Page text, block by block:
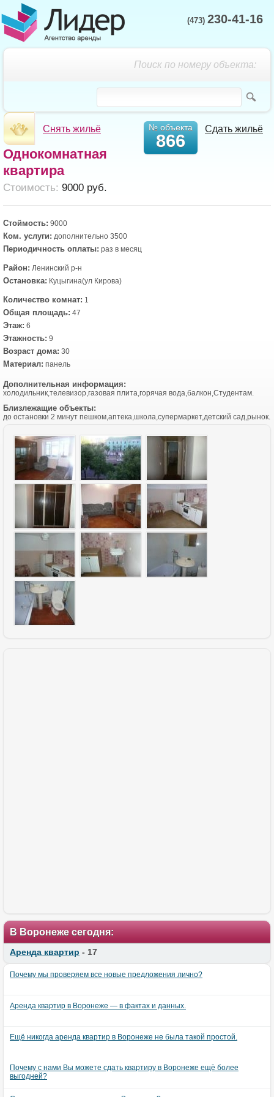
(473) 230-41-16
Поиск по номеру объекта:
Снять жильё Сдать жильё
№ объекта
866
Однокомнатная
квартира
Cтоимость: 9000 руб.
Стоймость: 9000
Ком. услуги: дополнительно 3500
Периодичность оплаты: раз в месяц
Район: Ленинский р-н
Остановка: Куцыгина(ул Кирова)
Количество комнат: 1
Общая площадь: 47
Этаж: 6
Этажность: 9
Возраст дома: 30
Материал: панель
Дополнительная информация:
холодильник,телевизор,газовая плита,горячая вода,балкон,Студентам.
Близлежащие объекты:
до остановки 2 минут пешком,аптека,школа,супермаркет,детский сад,рынок.
В Воронеже сегодня:
Аренда квартир - 17
Почему мы проверяем все новые предложения лично?
Аренда квартир в Воронеже — в фактах и данных.
Ещё никогда аренда квартир в Воронеже не была такой простой.
Почему с нами Вы можете сдать квартиру в Воронеже ещё более
выгодней?